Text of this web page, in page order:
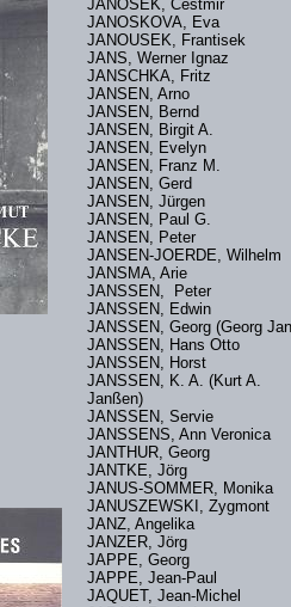
JANOSEK, Cestmir
JANOSKOVA, Eva
JANOUSEK, Frantisek
JANS, Werner Ignaz
JANSCHKA, Fritz
JANSEN, Arno
JANSEN, Bernd
JANSEN, Birgit A.
JANSEN, Evelyn
JANSEN, Franz M.
JANSEN, Gerd
JANSEN, Jürgen
JANSEN, Paul G.
JANSEN, Peter
JANSEN-JOERDE, Wilhelm
JANSMA, Arie
JANSSEN, Peter
JANSSEN, Edwin
JANSSEN, Georg (Georg
JANSSEN, Hans Otto
JANSSEN, Horst
JANSSEN, K. A. (Kurt A.
Janßen)
JANSSEN, Servie
JANSSENS, Ann Veronica
JANTHUR, Georg
JANTKE, Jörg
JANUS-SOMMER, Monika
JANUSZEWSKI, Zygmont
JANZ, Angelika
JANZER, Jörg
JAPPE, Georg
JAPPE, Jean-Paul
JAQUET, Jean-Michel